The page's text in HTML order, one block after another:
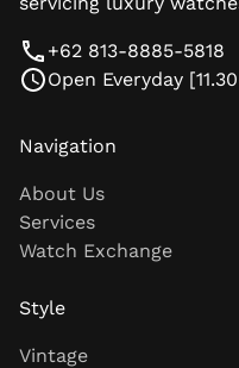
+62 813-8885-5818
Open Everyday
Navigation
About Us
Services
Watch Exchange
Style
Vintage